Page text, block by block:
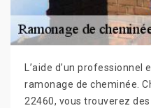
L’aide d’un
ramonage de cheminée.
22460, vous trouverez